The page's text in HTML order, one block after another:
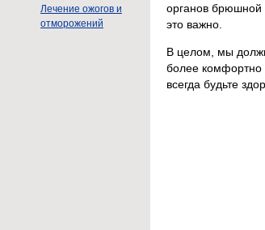
Лечение ожогов и
отморожений
органов брюшной
это важно.
В целом, мы
более комфортно
всегда будьте